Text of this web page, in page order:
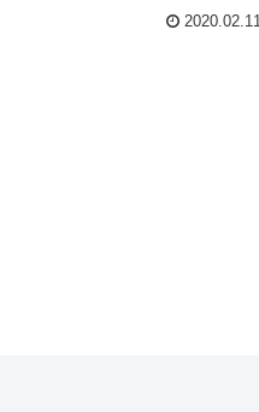
2020.02.11